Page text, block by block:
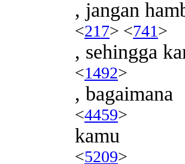
, jangan
<217> <741>
, sehingga
<1492>
, bagaimana
<4459>
kamu
<5209>